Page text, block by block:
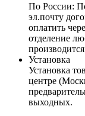
По России:
эл.почту
оплатить
отделение
Установка
Установка
центре
выходных.